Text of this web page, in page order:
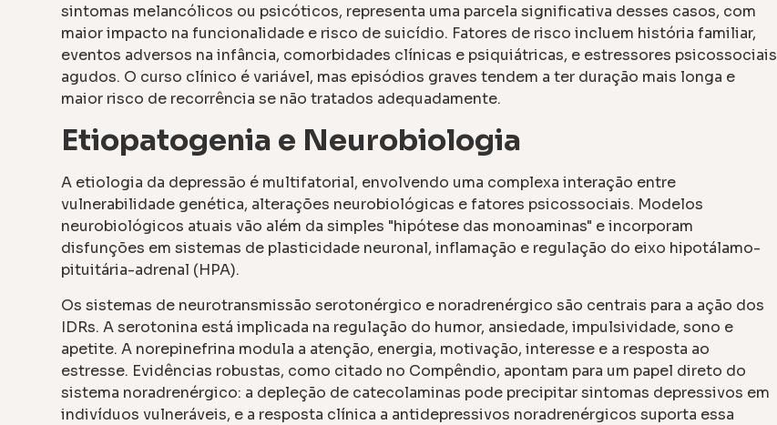
sintomas melancólicos ou psicóticos, representa uma parcela significativa desses casos, com
maior impacto na funcionalidade e risco de suicídio. Fatores de risco incluem história familiar,
eventos adversos na infância, comorbidades clínicas e psiquiátricas, e estressores psicossociais
agudos. O curso clínico é variável, mas episódios graves tendem a ter duração mais longa e
maior risco de recorrência se não tratados adequadamente.
Etiopatogenia e Neurobiologia
A etiologia da depressão é multifatorial, envolvendo uma complexa interação entre
vulnerabilidade genética, alterações neurobiológicas e fatores psicossociais. Modelos
neurobiológicos atuais vão além da simples "hipótese das monoaminas" e incorporam
disfunções em sistemas de plasticidade neuronal, inflamação e regulação do eixo hipotálamo-
pituitária-adrenal (HPA).
Os sistemas de neurotransmissão serotonérgico e noradrenérgico são centrais para a ação dos
IDRs. A serotonina está implicada na regulação do humor, ansiedade, impulsividade, sono e
apetite. A norepinefrina modula a atenção, energia, motivação, interesse e a resposta ao
estresse. Evidências robustas, como citado no Compêndio, apontam para um papel direto do
sistema noradrenérgico: a depleção de catecolaminas pode precipitar sintomas depressivos em
indivíduos vulneráveis, e a resposta clínica a antidepressivos noradrenérgicos suporta essa